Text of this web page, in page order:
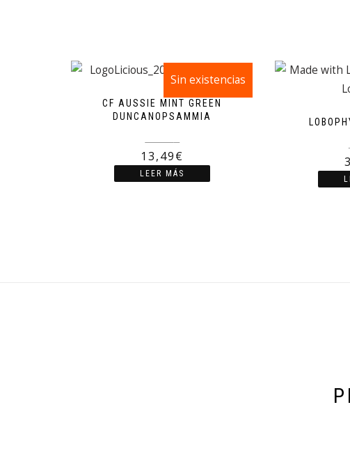
CF AUSSIE MINT GREEN
DUNCANOPSAMMIA
¡Oferta!
17,99€
13,49€
Sin existencias
LEER MÁS